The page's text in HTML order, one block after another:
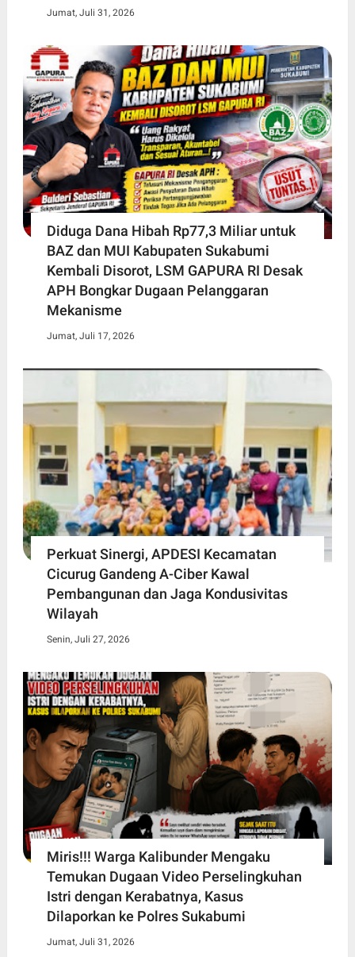
Jumat, Juli 31, 2026
Diduga Dana Hibah Rp77,3 Miliar untuk
BAZ dan MUI Kabupaten Sukabumi
Kembali Disorot, LSM GAPURA RI Desak
APH Bongkar Dugaan Pelanggaran
Mekanisme
Jumat, Juli 17, 2026
Perkuat Sinergi, APDESI Kecamatan
Cicurug Gandeng A-Ciber Kawal
Pembangunan dan Jaga Kondusivitas
Wilayah
Senin, Juli 27, 2026
Miris!!! Warga Kalibunder Mengaku
Temukan Dugaan Video Perselingkuhan
Istri dengan Kerabatnya, Kasus
Dilaporkan ke Polres Sukabumi
Jumat, Juli 31, 2026